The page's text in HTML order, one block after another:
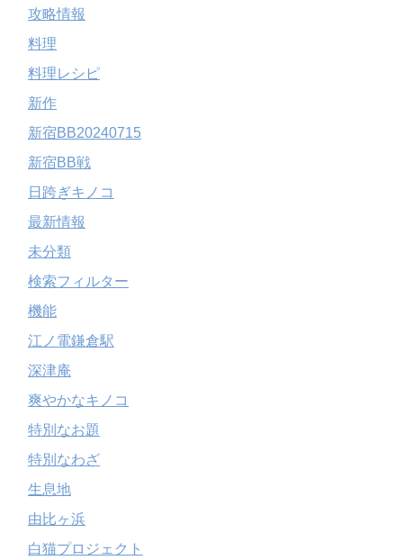
攻略情報
料理
料理レシピ
新作
新宿BB20240715
新宿BB戦
日跨ぎキノコ
最新情報
未分類
検索フィルター
機能
江ノ電鎌倉駅
深津庵
爽やかなキノコ
特別なお題
特別なわざ
生息地
由比ヶ浜
白猫プロジェクト